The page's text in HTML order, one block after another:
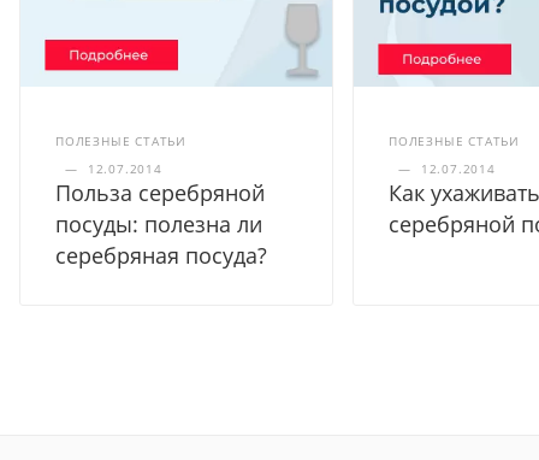
ПОЛЕЗНЫЕ СТАТЬИ
—
12.07.2014
Польза серебряной
посуды: полезна ли
серебряная посуда?
ПОЛЕЗНЫЕ СТАТЬИ
—
12.07.2014
Как
серебряной